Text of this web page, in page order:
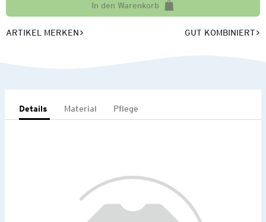
In den Warenkorb
ARTIKEL MERKEN GUT KOMBINIERT
Details Material Pflege